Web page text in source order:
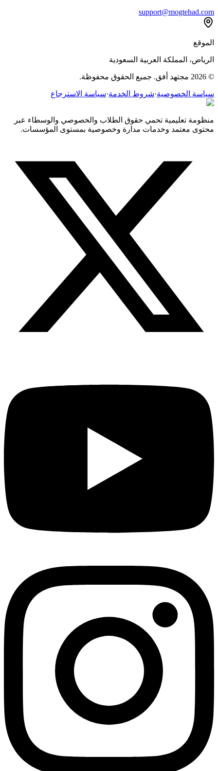
support@mogtehad.com
الموقع
الرياض، المملكة العربية السعودية
© 2026 مجتهد أفق. جميع الحقوق محفوظة.
سياسة الخصوصية·شروط الخدمة·سياسة الاسترجاع
منظومة تعليمية تحمي حقوق الطلاب والخصوصي والوسطاء عبر
محتوى معتمد وخدمات مدارة وخصوصية بمستوى المؤسسات.